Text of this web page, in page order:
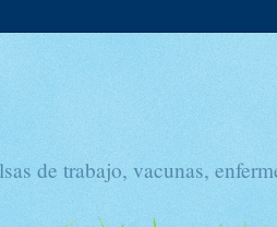
de trabajo, vacunas,